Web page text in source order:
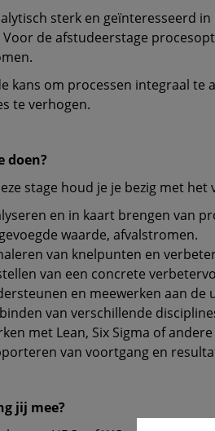
sterk en geïnteresseerd
de afstudeerstage
kans om processen integraal
te verhogen.
doen?
stage houd je je bezig met
en in kaart brengen van
waarde, afvalstromen.
van knelpunten en
van een concrete
en meewerken aan
van verschillende
met Lean, Six Sigma of
van voortgang en
jij mee?